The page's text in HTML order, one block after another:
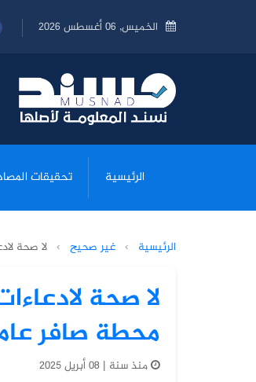
الخميس, 06 أغسطس 2026
الرئيسية تحقيقات
الرئيسية › غير صحيح › لا صحة
لا صحة
محطة صافر عام
منذ سنة | 08 أبريل 2025